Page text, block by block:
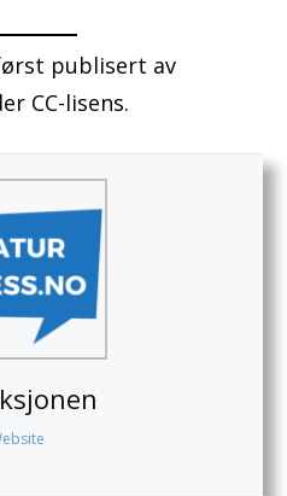
publisert av
CC-lisens.